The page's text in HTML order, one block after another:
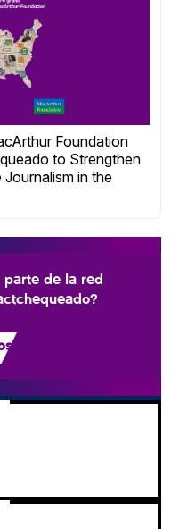
Foundation
to Strengthen
in the
parte de la red